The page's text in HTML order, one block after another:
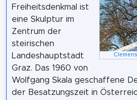
Freiheitsdenkmal ist
eine Skulptur im
Zentrum der
steirischen
Landeshauptstadt
Graz. Das 1960 von
Wolfgang Skala geschaffene
der Besatzungszeit in